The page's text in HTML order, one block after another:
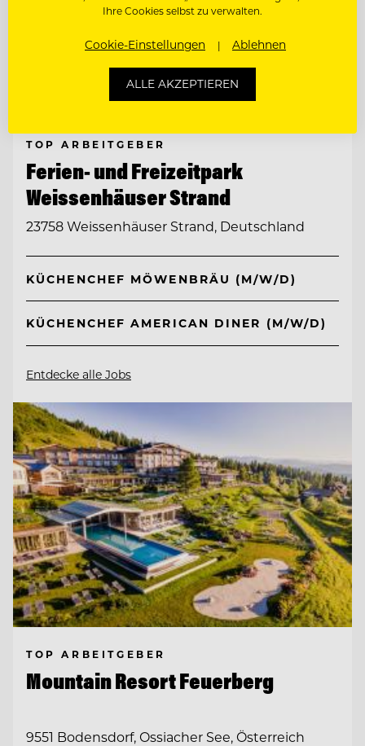
TOP ARBEITGEBER
Ferien- und Freizeitpark
Weissenhäuser Strand
23758 Weissenhäuser Strand, Deutschland
KÜCHENCHEF MÖWENBRÄU (M/W/D)
KÜCHENCHEF AMERICAN DINER (M/W/D)
Entdecke alle Jobs
TOP ARBEITGEBER
Mountain Resort Feuerberg
9551 Bodensdorf, Ossiacher See, Österreich
Ihre Cookies selbst zu verwalten.
Cookie-Einstellungen Ablehnen
ALLE AKZEPTIEREN